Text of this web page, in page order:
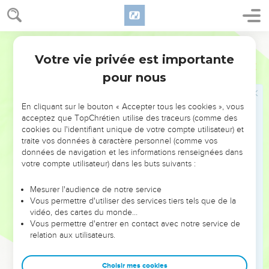
1 Rois 1
C'est ce bruit que vous avez entendu.
46 Salomon s'est même assis sur le trône royal,
et les serviteurs du roi sont venus bénir notre seigneur le
roi David en disant : ‘Que Dieu rende le nom de Salomon
plus célèbre que le tien et qu'il rende son trône plus grand
que le tien !’Alors le roi s'est prosterné sur son lit
avant de déclarer : ‘Béni soit l'Eternel, le Dieu d'Israël, qui
m'a donné aujourd'hui un successeur et qui m'a permis de le
voir !’ »
Tous les invités d'Adonija furent terrifiés. Ils se levèrent et
partirent, chacun de son côté.
s’accrocher aux cornes de l'autel.
On vint dire à Salomon : « Voici qu’Adonija a peur de toi. Il
tient les cornes de l'autel en disant : ‘Que le roi Salomon me
jure aujourd'hui qu'il ne me fera pas mourir, moi son
serviteur, par l'épée !’ »
Votre vie privée est importante
pour nous
En cliquant sur le bouton « Accepter tous les cookies », vous
acceptez que TopChrétien utilise des traceurs (comme des
cookies ou l'identifiant unique de votre compte utilisateur) et
traite vos données à caractère personnel (comme vos
données de navigation et les informations renseignées dans
votre compte utilisateur) dans les buts suivants :
Mesurer l'audience de notre service
Vous permettre d'utiliser des services tiers tels que de la
vidéo, des cartes du monde…
Vous permettre d'entrer en contact avec notre service de
relation aux utilisateurs.
Choisir mes cookies